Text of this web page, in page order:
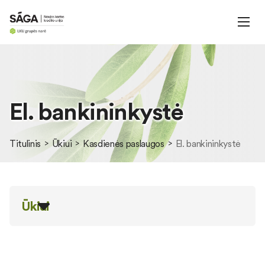
El. bankininkystė
Titulinis Ūkiui Kasdienės paslaugos El. bankininkystė
Ūkiui